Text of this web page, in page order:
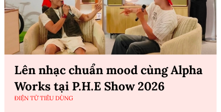
Lên nhạc chuẩn mood cùng Alpha
Works tại P.H.E Show 2026
ĐIỆN TỬ TIÊU DÙNG